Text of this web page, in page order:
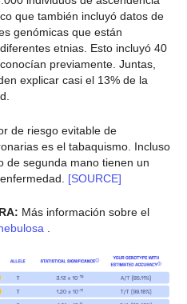
que también incluyó datos de
genómicas que están
etnias. Esto incluyó 40
previamente. Juntas,
explicar casi el 13% de la
de riesgo evitable de
es el tabaquismo. Incluso
de segunda mano tienen un
[SOURCE]
Más información sobre el